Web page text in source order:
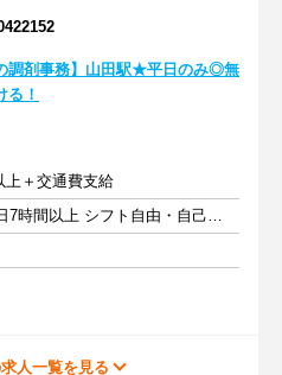
調剤事務】山田駅★平日のみ◎無
る！
上＋交通費支給
週4日以上 1日7時間以上 シフト自由・自己申告
人一覧を見る